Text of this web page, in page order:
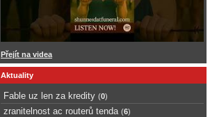
Přejít na videa
Aktuality
Fable uz len za kredity (0)
zranitelnost ac routerů tenda (6)